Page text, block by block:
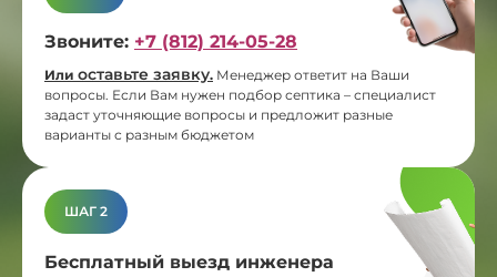
Звоните: +7 (812) 214-05-28
Или оставьте заявку. Менеджер ответит на Ваши
вопросы. Если Вам нужен подбор септика – специалист
задаст уточняющие вопросы и предложит разные
варианты с разным бюджетом
ШАГ 2
Бесплатный выезд инженера